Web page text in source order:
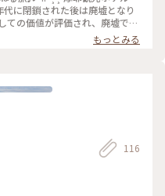
に閉鎖された後は廃墟となり
ての価値が評価され、廃墟では
録されています。 ドラマのロケ
ツコツとケーブルで運んで上が
しかったなぁ😀 #私のことり
もっとみる
116